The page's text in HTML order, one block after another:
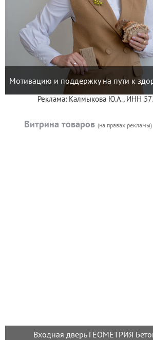
Мотивацию и поддержку на пути к
Реклама: Калмыкова Ю.А., ИНН
Витрина товаров (на правах рекламы)
Входная дверь ГЕОМЕТРИЯ